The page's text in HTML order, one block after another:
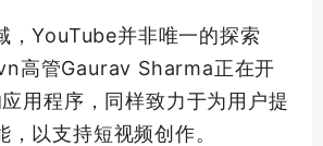
，YouTube并非唯一的探索
高管Gaurav Sharma正在开
用程序，同样致力于为用户提
以支持短视频创作。